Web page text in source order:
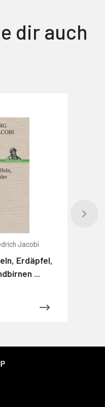
dir auch
Jacobi
Erdäpfel,
...